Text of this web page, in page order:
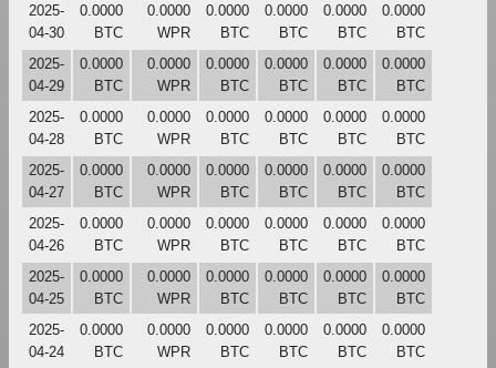
2025-
04-30
0.0000
BTC
0.0000
WPR
0.0000
BTC
0.0000
BTC
0.0000
BTC
0.0000
BTC
2025-
04-29
0.0000
BTC
0.0000
WPR
0.0000
BTC
0.0000
BTC
0.0000
BTC
0.0000
BTC
2025-
04-28
0.0000
BTC
0.0000
WPR
0.0000
BTC
0.0000
BTC
0.0000
BTC
0.0000
BTC
2025-
04-27
0.0000
BTC
0.0000
WPR
0.0000
BTC
0.0000
BTC
0.0000
BTC
0.0000
BTC
2025-
04-26
0.0000
BTC
0.0000
WPR
0.0000
BTC
0.0000
BTC
0.0000
BTC
0.0000
BTC
2025-
04-25
0.0000
BTC
0.0000
WPR
0.0000
BTC
0.0000
BTC
0.0000
BTC
0.0000
BTC
2025-
04-24
0.0000
BTC
0.0000
WPR
0.0000
BTC
0.0000
BTC
0.0000
BTC
0.0000
BTC